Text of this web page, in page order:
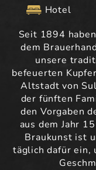
Hotel
Seit 1894
dem
unsere
befeuerten
Altstadt von
der fünften
den Vorgaben
aus dem Jahr
Braukunst ist
täglich dafür ein,